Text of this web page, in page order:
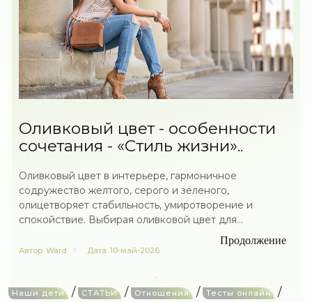
Оливковый цвет - особенности
сочетания - «Стиль жизни»..
Оливковый цвет в интерьере, гармоничное
содружество желтого, серого и зеленого,
олицетворяет стабильность, умиротворение и
спокойствие. Выбирая оливковой цвет для...
Продолжение
Автор Ward Дата 10-май-2026
Наши дети / СТАТЬИ / Отношения / Тесты онлайн /